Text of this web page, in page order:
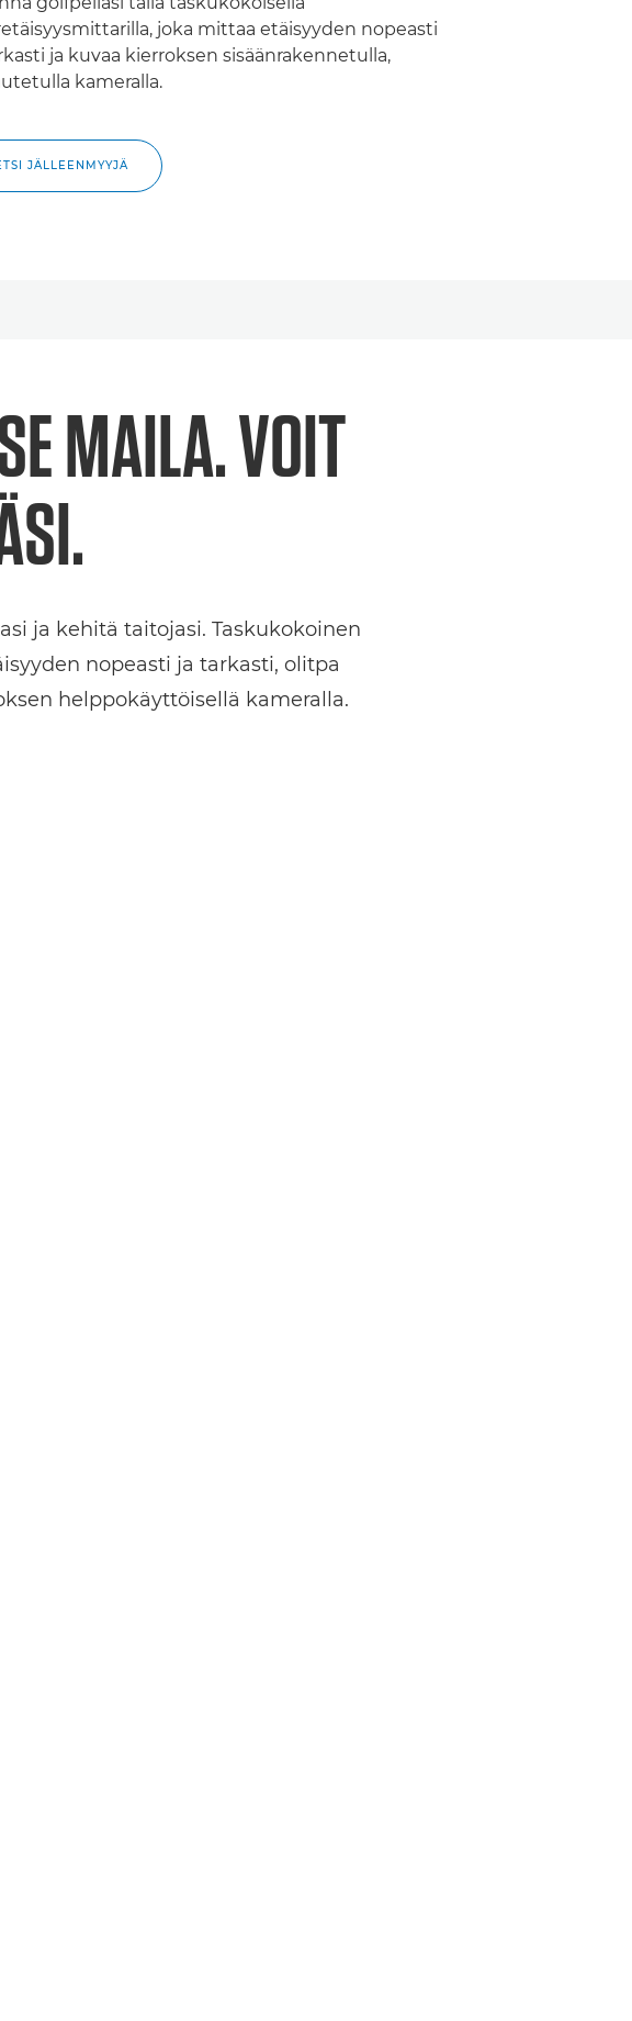
joka mittaa etäisyyden nopeasti
ja kuvaa kierroksen sisäänrakennetulla,
kameralla.
JÄLLEENMYYJÄ
MAILA. VOIT
ja kehitä taitojasi. Taskukokoinen
nopeasti ja tarkasti, olitpa
helppokäyttöisellä kameralla.